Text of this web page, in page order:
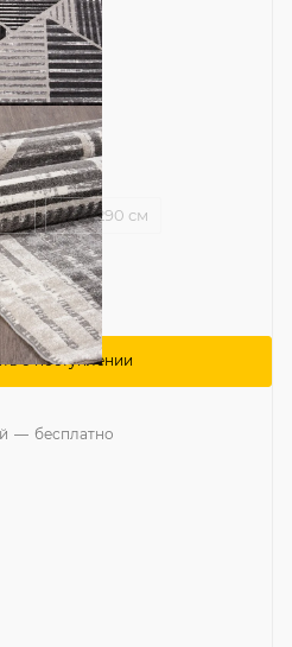
см 200x290 см
о поступлении
— бесплатно